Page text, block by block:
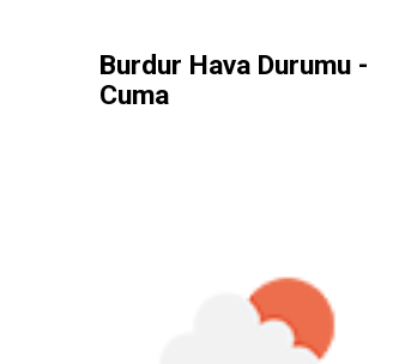
Burdur Hava Durumu -
Cuma